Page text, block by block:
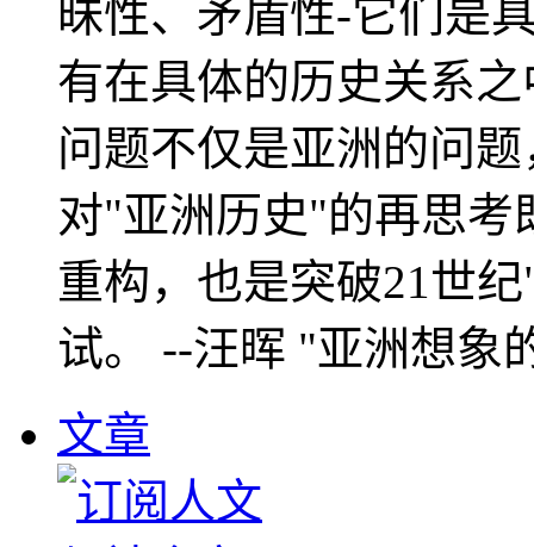
昧性、矛盾性-它们是
有在具体的历史关系
问题不仅是亚洲的问
对"亚洲历史"的再思考
重构，也是突破21世
试。 --汪晖 "亚洲想象
文章